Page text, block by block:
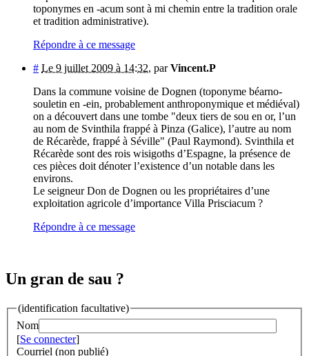
toponymes en -acum sont à mi chemin entre la tradition orale
et tradition administrative).
Répondre à ce message
# Le 9 juillet 2009 à 14:32, parVincent.P
Dans la commune voisine de Dognen (toponyme béarno-
souletin en -ein, probablement anthroponymique et médiéval)
on a découvert dans une tombe "deux tiers de sou en or, l’un
au nom de Svinthila frappé à Pinza (Galice), l’autre au nom
de Récarède, frappé à Séville" (Paul Raymond). Svinthila et
Récarède sont des rois wisigoths d’Espagne, la présence de
ces pièces doit dénoter l’existence d’un notable dans les
environs.
Le seigneur Don de Dognen ou les propriétaires d’une
exploitation agricole d’importance Villa Prisciacum ?
Répondre à ce message
Un gran de sau ?
(identification facultative)
Nom
[Se connecter]
Courriel (non publié)